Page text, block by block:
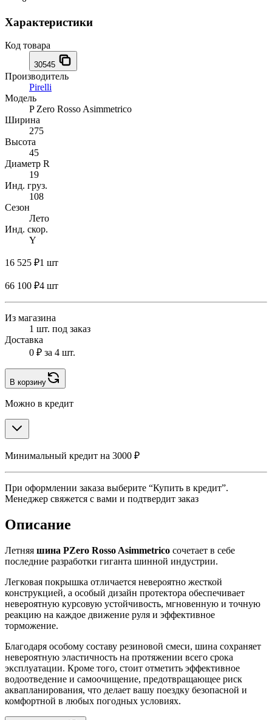
Характеристики
Код товара
30545
Производитель
Pirelli
Модель
P Zero Rosso Asimmetrico
Ширина
275
Высота
45
Диаметр R
19
Инд. груз.
108
Сезон
Лето
Инд. скор.
Y
16 525 ₽1 шт
66 100 ₽4 шт
Из магазина
1 шт. под заказ
Доставка
0 ₽ за 4 шт.
В корзину
Можно в кредит
Минимальный кредит на 3000 ₽
При оформлении заказа выберите “Купить в кредит”.
Менеджер свяжется с вами и подтвердит заказ
Описание
Летняя шина PZero Rosso Asimmetrico сочетает в себе
последние разработки гиганта шинной индустрии.
Легковая покрышка отличается невероятно жесткой
конструкцией, а особый дизайн протектора обеспечивает
невероятную курсовую устойчивость, мгновенную и точную
реакцию на каждое движение руля и эффективное
торможение.
Благодаря особому составу резиновой смеси, шина сохраняет
невероятную эластичность на протяжении всего срока
эксплуатации. Кроме того, стоит отметить эффективное
водоотведение и самоочищение, предотвращающее риск
аквапланирования, что делает вашу поездку безопасной и
комфортной в любых погодных условиях.